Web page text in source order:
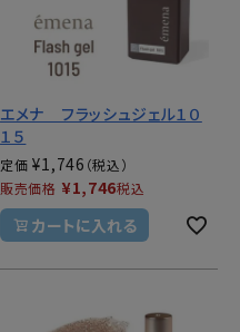
エメナ フラッシュジェル１０
１５
定価 ¥1,746
販売価格 ¥1,746税込
カートに入れる